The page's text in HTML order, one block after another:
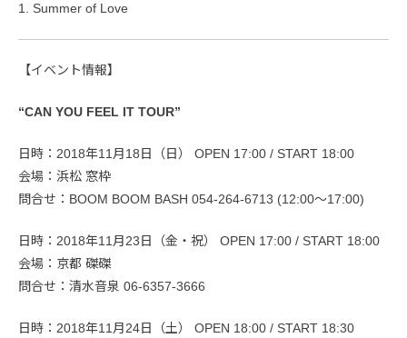
1. Summer of Love
【イベント情報】
“CAN YOU FEEL IT TOUR”
日時：2018年11月18日（日） OPEN 17:00 / START 18:00
会場：浜松 窓枠
問合せ：BOOM BOOM BASH 054-264-6713 (12:00～17:00)
日時：2018年11月23日（金・祝） OPEN 17:00 / START 18:00
会場：京都 磔磔
問合せ：清水音泉 06-6357-3666
日時：2018年11月24日（土） OPEN 18:00 / START 18:30